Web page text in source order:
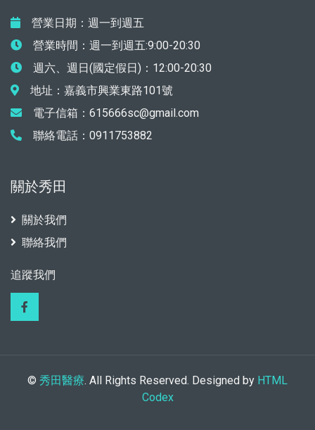
營業日期：週一到週五
營業時間：週一到週五:9:00-20:30
週六、週日(國定假日)：12:00-20:30
地址：嘉義市興業東路101號
電子信箱：615666sc@gmail.com
聯絡電話：0911753882
關於秀田
關於我們
聯絡我們
追蹤我們
© 秀田醫療. All Rights Reserved. Designed by HTML
Codex